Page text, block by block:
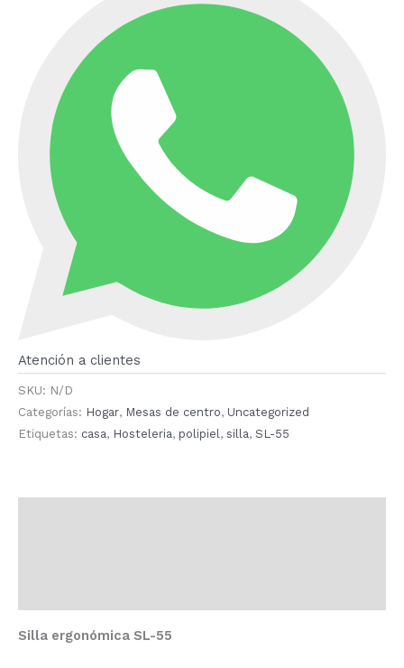
Atención a clientes
SKU: N/D
Categorías: Hogar, Mesas de centro, Uncategorized
Etiquetas: casa, Hosteleria, polipiel , silla, SL-55
Silla ergonómica SL-55